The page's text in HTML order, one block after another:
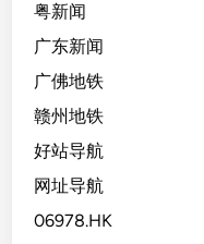
粤新闻
广东新闻
广佛地铁
赣州地铁
好站导航
网址导航
06978.HK